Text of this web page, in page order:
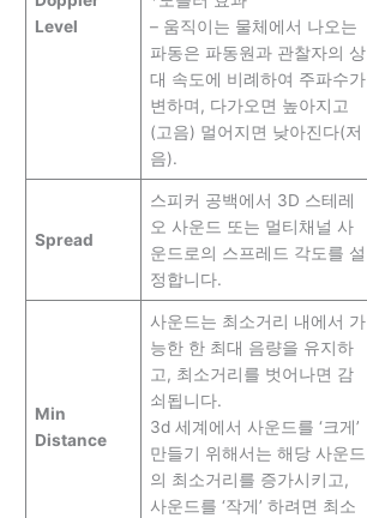
Level
– 움직이는 물체에서 나오는
파동은 파동원과 관찰자의 상
대 속도에 비례하여 주파수가
변하며, 다가오면 높아지고
(고음) 멀어지면 낮아진다(저
음).
Spread
스피커 공백에서 3D 스테레
오 사운드 또는 멀티채널 사
운드로의 스프레드 각도를 설
정합니다.
Min
Distance
사운드는 최소거리 내에서 가
능한 한 최대 음량을 유지하
고, 최소거리를 벗어나면 감
쇠됩니다.
3d 세계에서 사운드를 ‘크게’
만들기 위해서는 해당 사운드
의 최소거리를 증가시키고,
사운드를 ‘작게’ 하려면 최소